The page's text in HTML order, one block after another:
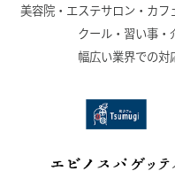
美容院・エステサロン・カ
クール・習い事
幅広い業界での対